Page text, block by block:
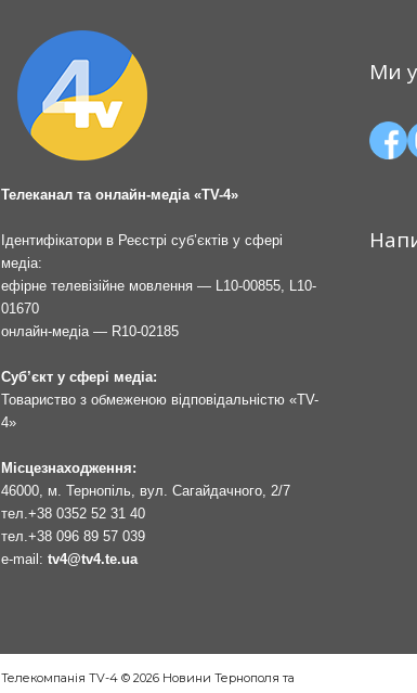
Телеканал та онлайн-медіа «TV-4»
Ідентифікатори в Реєстрі суб’єктів у сфері
медіа:
ефірне телевізійне мовлення — L10-00855, L10-
01670
онлайн-медіа — R10-02185
Суб’єкт у сфері медіа:
Товариство з обмеженою відповідальністю «TV-
4»
Місцезнаходження:
46000, м. Тернопіль, вул. Сагайдачного, 2/7
тел. +38 0352 52 31 40
тел. +38 096 89 57 039
e-mail: tv4@tv4.te.ua
Ми
Телекомпанія TV-4 © 2026 Новини Тернополя та